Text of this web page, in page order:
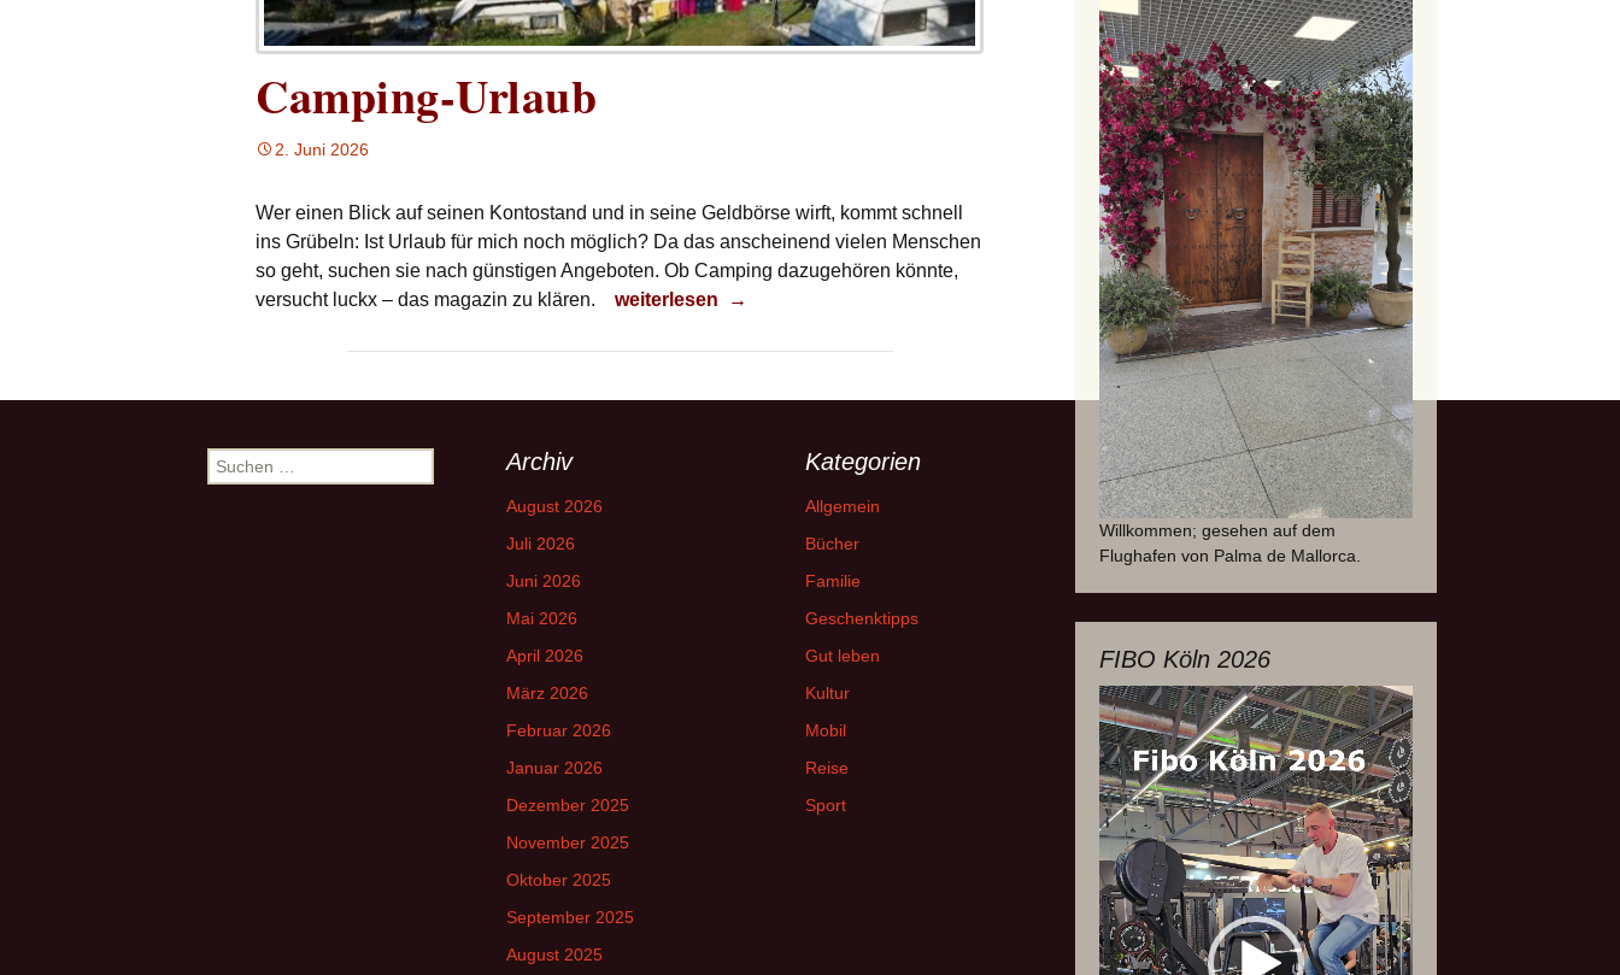
Camping-Urlaub
2. Juni 2026
Wer einen Blick auf seinen Kontostand und in seine Geldbörse wirft, kommt schnell
ins Grübeln: Ist Urlaub für mich noch möglich? Da das anscheinend vielen Menschen
so geht, suchen sie nach günstigen Angeboten. Ob Camping dazugehören könnte,
versucht luckx – das magazin zu klären.
Camping-Urlaub
weiterlesen →
Willkommen; gesehen auf dem
Flughafen von Palma de Mallorca.
FIBO Köln 2026
Video-
Player
Suchen
nach:
Archiv
August 2026
Juli 2026
Juni 2026
Mai 2026
April 2026
März 2026
Februar 2026
Januar 2026
Dezember 2025
November 2025
Oktober 2025
September 2025
August 2025
Kategorien
Allgemein
Bücher
Familie
Geschenktipps
Gut leben
Kultur
Mobil
Reise
Sport